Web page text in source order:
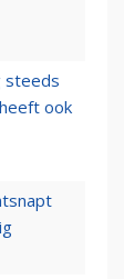
steeds
ook